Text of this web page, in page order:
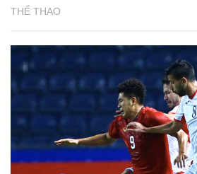
THỂ THAO